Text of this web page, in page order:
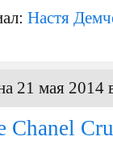
Настя
21 мая 2014
Chanel